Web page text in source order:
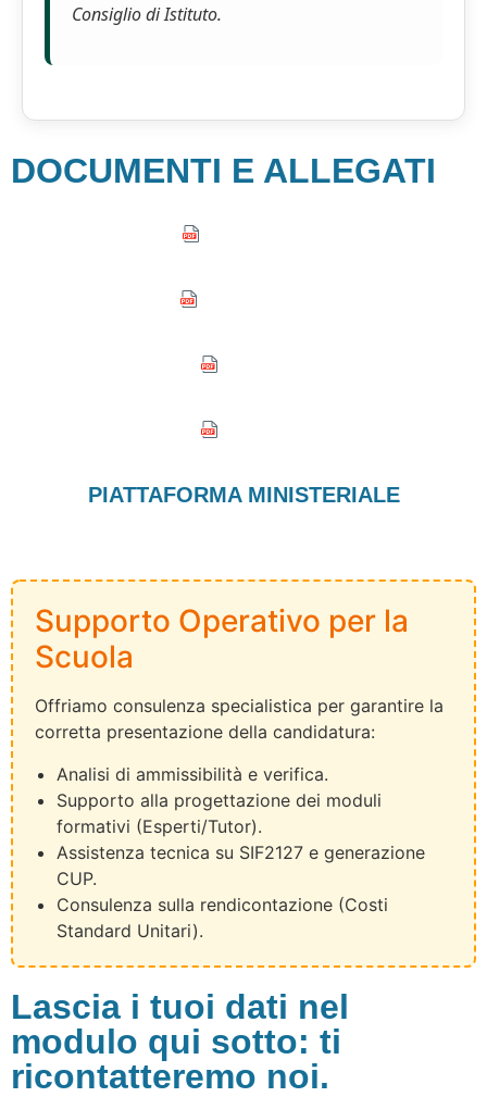
Consiglio di Istituto.
DOCUMENTI E ALLEGATI
Bando Ufficiale
Allegato 1
Allegato 1
PIATTAFORMA MINISTERIALE
Supporto Operativo per la
Scuola
Offriamo consulenza specialistica per garantire la
corretta presentazione della candidatura:
Analisi di ammissibilità e verifica.
Supporto alla progettazione dei moduli
formativi (Esperti/Tutor).
Assistenza tecnica su SIF2127 e generazione
CUP.
Consulenza sulla rendicontazione (Costi
Standard Unitari).
Lascia i tuoi dati nel
modulo qui sotto: ti
ricontatteremo noi.